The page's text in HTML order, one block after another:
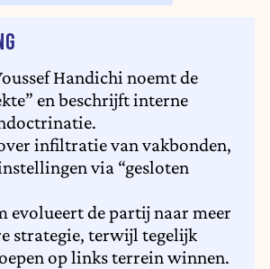
Handichi noemt de
en beschrijft interne
infiltratie van vakbonden,
via “gesloten
evolueert de partij naar meer
strategie, terwijl tegelijk
op links terrein winnen.